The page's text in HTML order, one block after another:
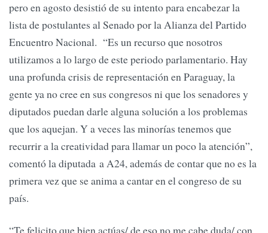
pero en agosto desistió de su intento para encabezar la
lista de postulantes al Senado por la Alianza del Partido
Encuentro Nacional. “Es un recurso que nosotros
utilizamos a lo largo de este periodo parlamentario. Hay
una profunda crisis de representación en Paraguay, la
gente ya no cree en sus congresos ni que los senadores y
diputados puedan darle alguna solución a los problemas
que los aquejan. Y a veces las minorías tenemos que
recurrir a la creatividad para llamar un poco la atención”,
comentó la diputada a A24, además de contar que no es la
primera vez que se anima a cantar en el congreso de su
país.
“Te felicito que bien actúas/ de eso no me cabe duda/ con